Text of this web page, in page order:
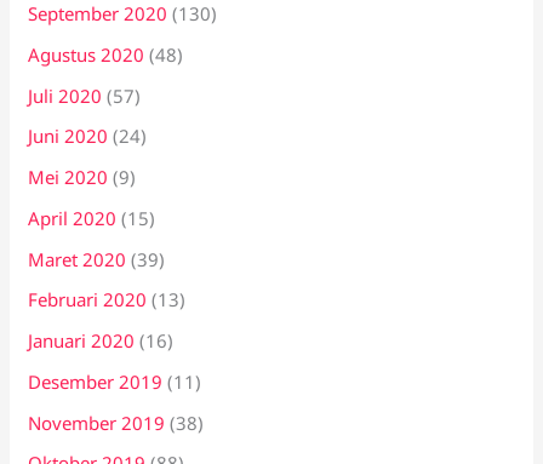
September 2020 (130)
Agustus 2020 (48)
Juli 2020 (57)
Juni 2020 (24)
Mei 2020 (9)
April 2020 (15)
Maret 2020 (39)
Februari 2020 (13)
Januari 2020 (16)
Desember 2019 (11)
November 2019 (38)